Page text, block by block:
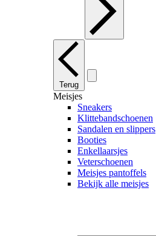
Terug
Meisjes
Sneakers
Klittebandschoenen
Sandalen en slippers
Booties
Enkellaarsjes
Veterschoenen
Meisjes pantoffels
Bekijk alle meisjes